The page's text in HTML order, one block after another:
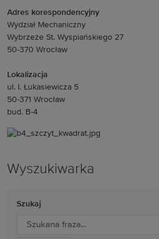
Adres korespondencyjny
Wydział Mechaniczny
Wybrzeże St. Wyspiańskiego 27
50-370 Wrocław
Lokalizacja
ul. I. Łukasiewicza 5
50-371 Wrocław
bud. B-4
Wyszukiwarka
Szukaj